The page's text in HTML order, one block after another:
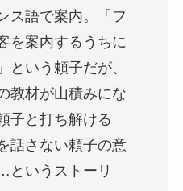
ス語で案内。「フ
を案内するうちに
という頼子だが、
教材が山積みにな
子と打ち解ける
話さない頼子の意
いうストーリ